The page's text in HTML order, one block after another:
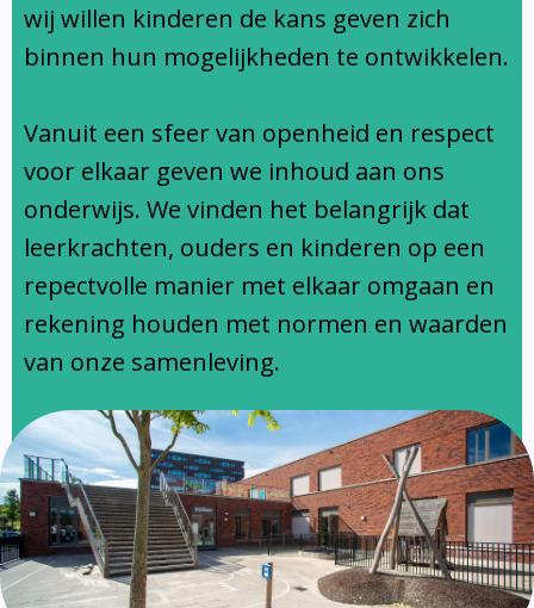
Ondersteuningsprofiel
wij willen kinderen de kans geven zich
binnen hun mogelijkheden te ontwikkelen.
Vanuit een sfeer van openheid en respect
voor elkaar geven we inhoud aan ons
onderwijs. We vinden het belangrijk dat
leerkrachten, ouders en kinderen op een
repectvolle manier met elkaar omgaan en
rekening houden met normen en waarden
van onze samenleving.